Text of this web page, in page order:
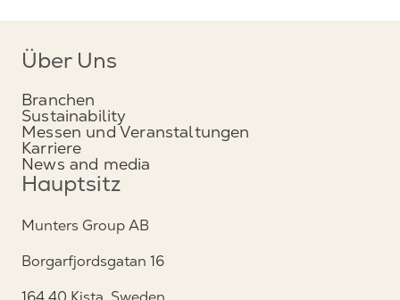
Über Uns
Branchen
Sustainability
Messen und Veranstaltungen
Karriere
News and media
Hauptsitz
Munters Group AB
Borgarfjordsgatan 16
164 40 Kista, Sweden